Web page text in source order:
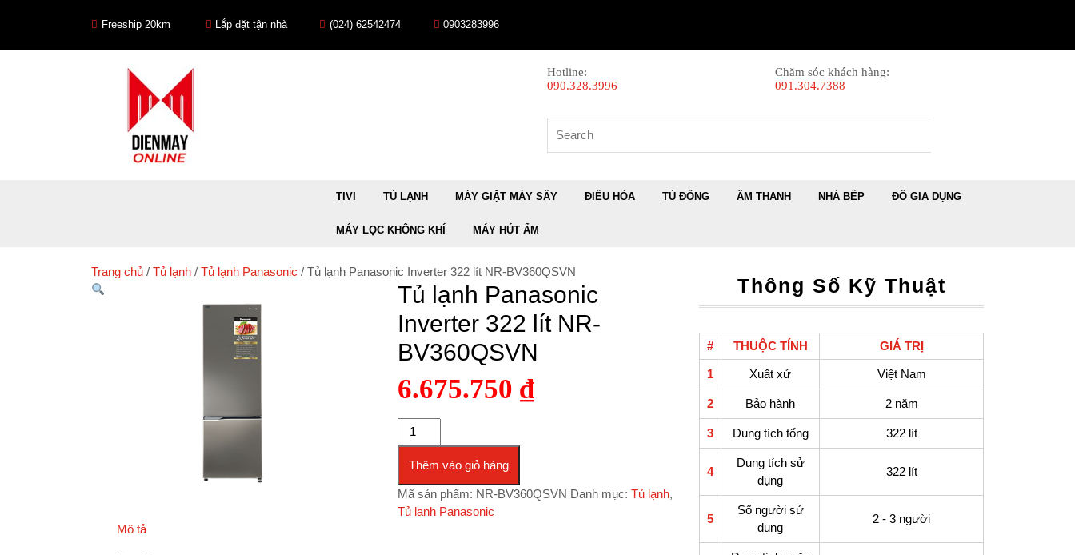
Freeship 20km Lắp đặt tận nhà (024) 62542474 0903283996
Hotline:
090.328.3996
Chăm sóc khách hàng:
091.304.7388
for:
TIVI TỦ LẠNH MÁY GIẶT MÁY SẤY ĐIỀU HÒA TỦ ĐÔNG ÂM THANH NHÀ BẾP ĐỒ GIA DỤNG
MÁY LỌC KHÔNG KHÍ MÁY HÚT ẨM
Trang chủ / Tủ lạnh / Tủ lạnh Panasonic / Tủ lạnh Panasonic Inverter 322 lít NR-BV360QSVN
Tủ lạnh Panasonic
Inverter 322 lít NR-
BV360QSVN
6.675.750 ₫
Tủ lạnh Panasonic Inverter 322 lít NR-BV360QSVN số lượng
Thêm vào giỏ hàng
Mã sản phẩm: NR-BV360QSVN Danh mục: Tủ lạnh,
Tủ lạnh Panasonic
Mô tả
Thông Số Kỹ Thuật
# THUỘC TÍNH GIÁ TRỊ
1 Xuất xứ Việt Nam
2 Bảo hành 2 năm
3 Dung tích tổng 322 lít
4
Dung tích sử
dụng
322 lít
5
Số người sử
dụng
2 - 3 người